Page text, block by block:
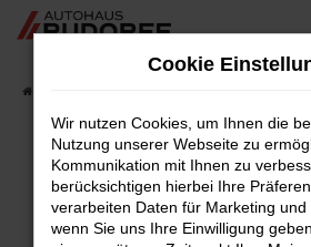
Zum
Fehler: Network
Beim Laden ist ein Fehler
Cookie
Wir nutzen Cookies, um Ihnen die
Nutzung unserer Webseite zu
Kommunikation mit Ihnen zu
berücksichtigen hierbei Ihre
verarbeiten Daten für Marketing und
wenn Sie uns Ihre Einwilligung